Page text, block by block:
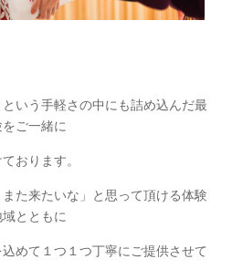
いう手軽さの中にも詰め込んだ最
ご一緒に
おります。
た来たいな」と思って頂ける体験
とともに
めて１つ１つ丁寧にご提供させて